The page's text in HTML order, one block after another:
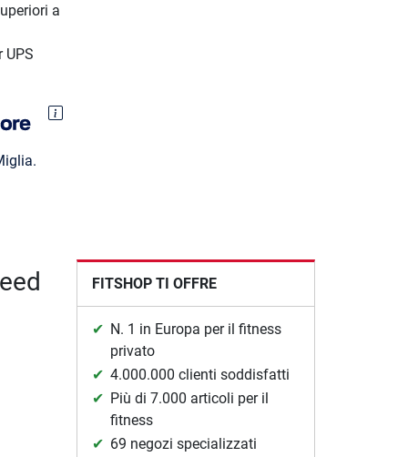
a
UPS
FITSHOP TI OFFRE
N. 1 in Europa per il fitness
privato
4.000.000 clienti soddisfatti
Più di 7.000 articoli per il
fitness
69 negozi specializzati